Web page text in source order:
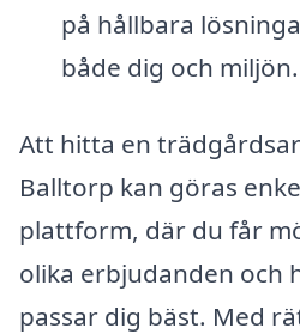
på hållbara
både dig och miljön.
Att hitta en
Balltorp kan göras
plattform, där du får
olika erbjudanden och
passar dig bäst. Med